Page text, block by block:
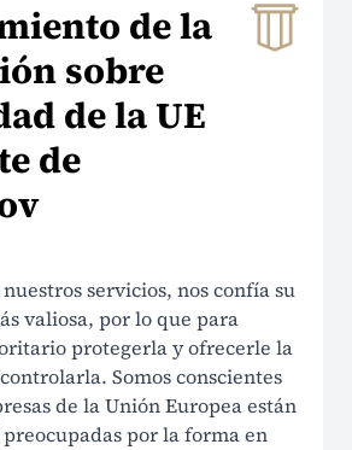
de la
sobre
de la UE
de
servicios, nos confía su
valiosa, por lo que para
protegerla y ofrecerle la
Somos conscientes
de la Unión Europea están
por la forma en